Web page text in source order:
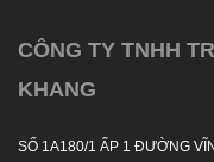
CÔNG TY TNHH
KHANG
SỐ 1A180/1 ẤP 1 ĐƯỜNG